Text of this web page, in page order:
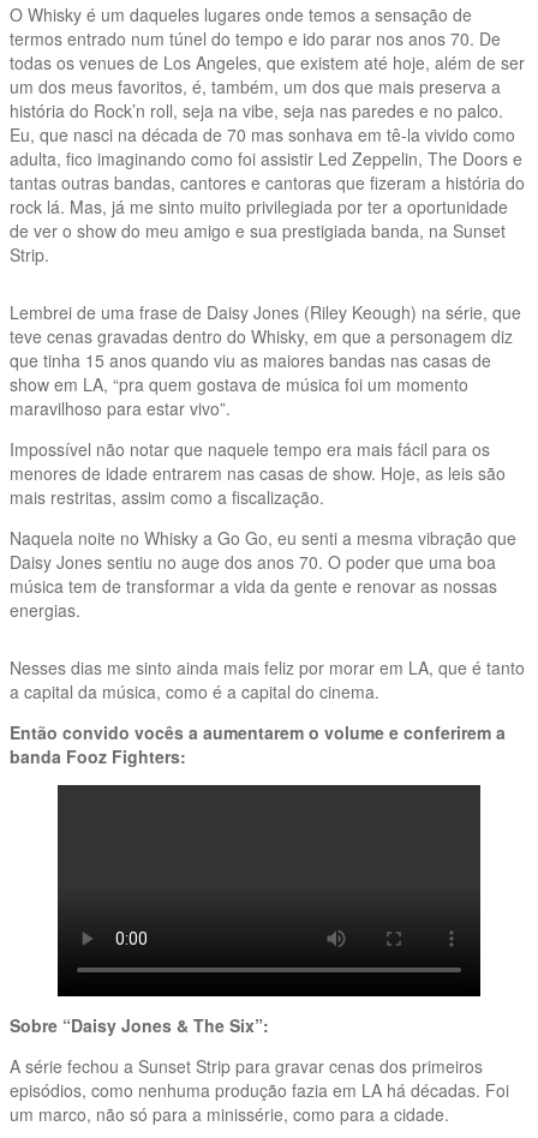
O Whisky é um daqueles lugares onde temos a sensação de
termos entrado num túnel do tempo e ido parar nos anos 70. De
todas os venues de Los Angeles, que existem até hoje, além de ser
um dos meus favoritos, é, também, um dos que mais preserva a
história do Rock’n roll, seja na vibe, seja nas paredes e no palco.
Eu, que nasci na década de 70 mas sonhava em tê-la vivido como
adulta, fico imaginando como foi assistir Led Zeppelin, The Doors e
tantas outras bandas, cantores e cantoras que fizeram a história do
rock lá. Mas, já me sinto muito privilegiada por ter a oportunidade
de ver o show do meu amigo e sua prestigiada banda, na Sunset
Strip.
Lembrei de uma frase de Daisy Jones (Riley Keough) na série, que
teve cenas gravadas dentro do Whisky, em que a personagem diz
que tinha 15 anos quando viu as maiores bandas nas casas de
show em LA, “pra quem gostava de música foi um momento
maravilhoso para estar vivo”.
Impossível não notar que naquele tempo era mais fácil para os
menores de idade entrarem nas casas de show. Hoje, as leis são
mais restritas, assim como a fiscalização.
Naquela noite no Whisky a Go Go, eu senti a mesma vibração que
Daisy Jones sentiu no auge dos anos 70. O poder que uma boa
música tem de transformar a vida da gente e renovar as nossas
energias.
Nesses dias me sinto ainda mais feliz por morar em LA, que é tanto
a capital da música, como é a capital do cinema.
Então convido vocês a aumentarem o volume e conferirem a
banda Fooz Fighters:
Sobre “Daisy Jones & The Six”:
A série fechou a Sunset Strip para gravar cenas dos primeiros
episódios, como nenhuma produção fazia em LA há décadas. Foi
um marco, não só para a minissérie, como para a cidade.